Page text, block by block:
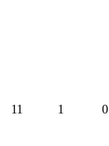
11 1 0